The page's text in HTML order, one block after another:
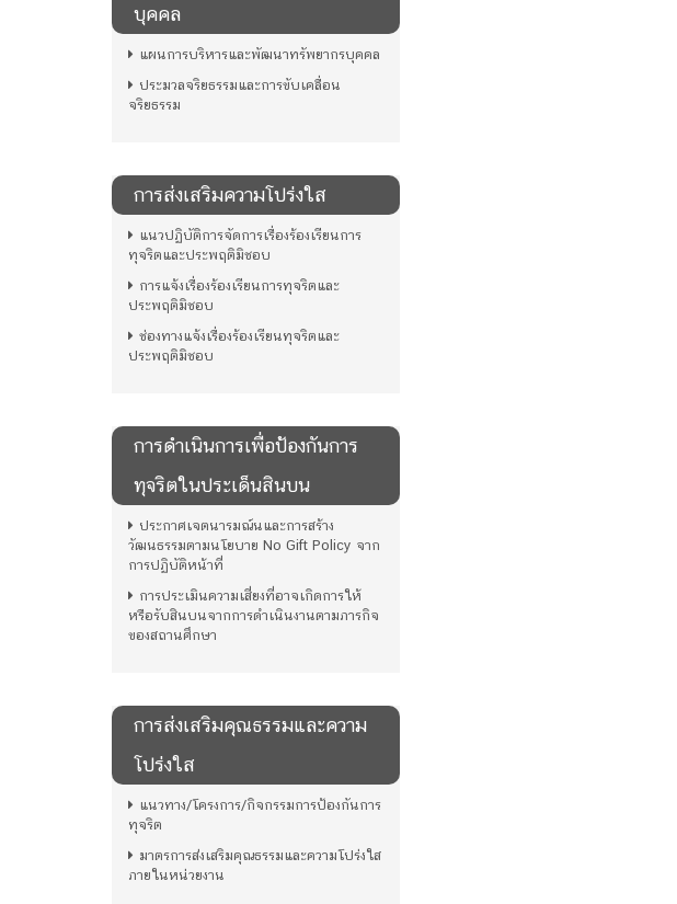
บุคคล
แผนการบริหารและพัฒนาทรัพยากรบุคคล
ประมวลจริยธรรมและการขับเคลื่อน
จริยธรรม
การส่งเสริมความโปร่งใส
แนวปฏิบัติการจัดการเรื่องร้องเรียนการ
ทุจริตและประพฤติมิชอบ
การแจ้งเรื่องร้องเรียนการทุจริตและ
ประพฤติมิชอบ
ช่องทางแจ้งเรื่องร้องเรียนทุจริตและ
ประพฤติมิชอบ
การดําเนินการเพื่อป้องกันการ
ทุจริตในประเด็นสินบน
ประกาศเจตนารมณ์นและการสร้าง
วัฒนธรรมตามนโยบาย No Gift Policy จาก
การปฏิบัติหน้าที่
การประเมินความเสี่ยงที่อาจเกิดการให้
หรือรับสินบนจากการดำเนินงานตามภารกิจ
ของสถานศึกษา
การส่งเสริมคุณธรรมและความ
โปร่งใส
แนวทาง/โครงการ/กิจกรรมการป้องกันการ
ทุจริต
มาตรการส่งเสริมคุณธรรมและความโปร่งใส
ภายในหน่วยงาน